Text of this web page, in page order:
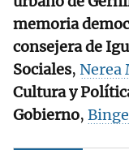
memoria
consejera de
Sociales, Nerea
Cultura y
Gobierno,